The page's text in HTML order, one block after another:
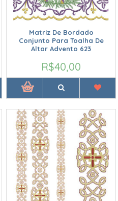
Matriz De Bordado
Conjunto Para Toalha De
Altar Advento 623
R$40,00